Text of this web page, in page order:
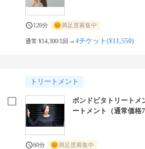
120分 満足度募集中
通常 ¥14,300/1回 →4チケット(¥11,550)
トリートメント
ボンドビタトリートメ
ートメント（通常価格
60分 満足度募集中